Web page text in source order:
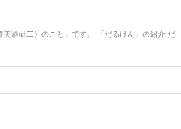
酒研二）のこと」です。 「だるけん」の紹介 だ